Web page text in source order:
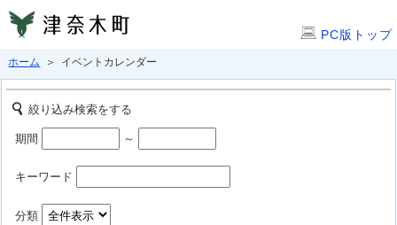
PC版トップ
ホーム ＞ イベントカレンダー
絞り込み検索をする
期間 ～
キーワード
分類